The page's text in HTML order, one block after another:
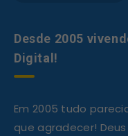
Desde 2005
Digital!
Em 2005 tudo
que agradecer!